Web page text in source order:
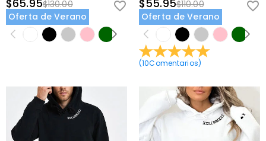
$65.95$130.00
Oferta de Verano
$55.95$110.00
Oferta de Verano
(10Comentarios)